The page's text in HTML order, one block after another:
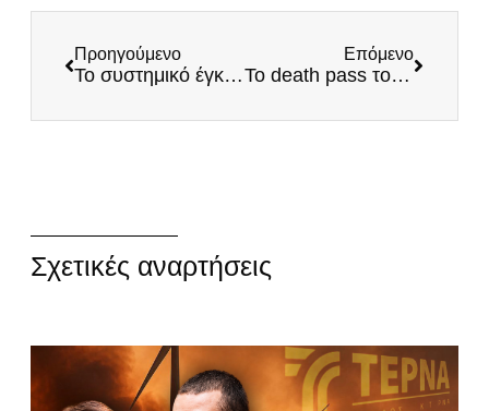
Προηγούμενο
Το συστημικό έγκλημα στα Τέμπη
Επόμενο
Το death pass του τρικομματισμού
Σχετικές αναρτήσεις